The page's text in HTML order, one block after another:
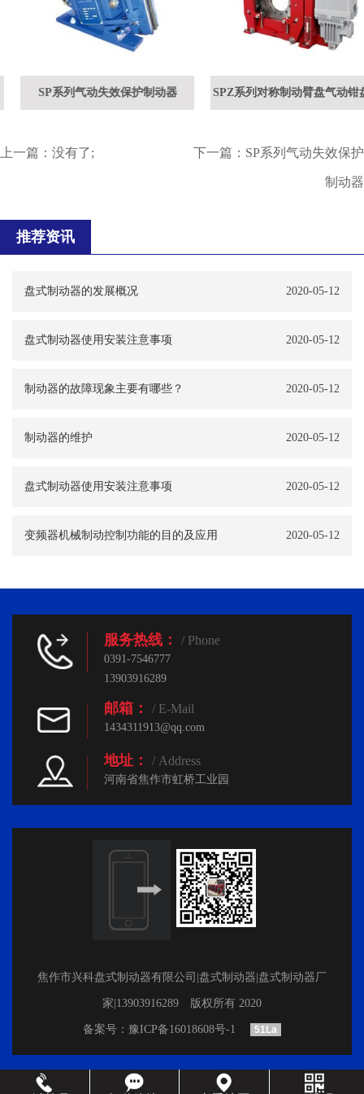
SP系列气动失效保护制动器 SPZ系列对称制动臂盘气动钳盘制
上一篇：没有了; 下一篇： SP系列气动失效保护
制动器
推荐资讯
盘式制动器的发展概况 2020-05-12
盘式制动器使用安装注意事项 2020-05-12
制动器的故障现象主要有哪些？ 2020-05-12
制动器的维护 2020-05-12
盘式制动器使用安装注意事项 2020-05-12
变频器机械制动控制功能的目的及应用 2020-05-12
服务热线： / Phone
0391-7546777
13903916289
邮箱： / E-Mail
1434311913@qq.com
地址： / Address
河南省焦作市虹桥工业园
焦作市兴科盘式制动器有限公司|盘式制动器|盘式制动器厂
家|13903916289 版权所有 2020
备案号： 豫ICP备16018608号-1 51La